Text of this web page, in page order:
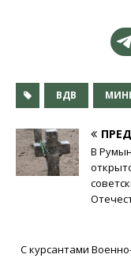
ВДВ
В
С курсантами